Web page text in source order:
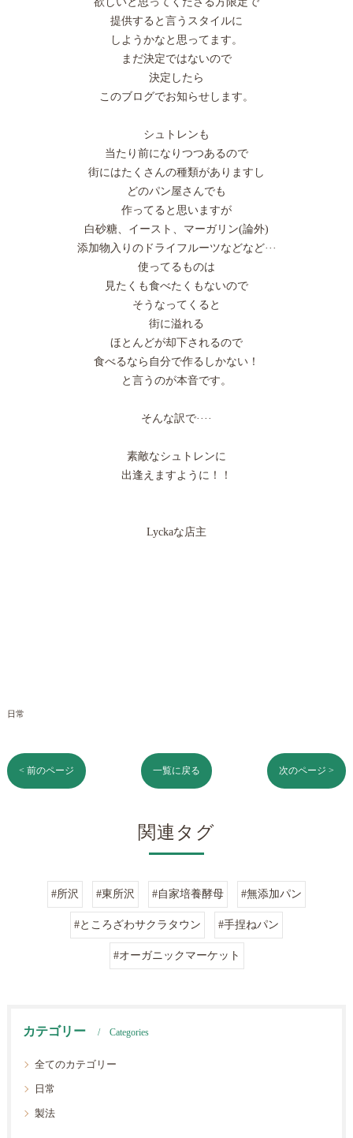
提供すると言うスタイルに
しようかなと思ってます。
まだ決定ではないので
決定したら
このブログでお知らせします。
シュトレンも
当たり前になりつつあるので
街にはたくさんの種類がありますし
どのパン屋さんでも
作ってると思いますが
白砂糖、イースト、マーガリン(論外)
添加物入りのドライフルーツなどなど···
使ってるものは
見たくも食べたくもないので
そうなってくると
街に溢れる
ほとんどが却下されるので
食べるなら自分で作るしかない！
と言うのが本音です。
そんな訳で····
素敵なシュトレンに
出逢えますように！！
Lyckaな店主
日常
< 前のページ 一覧に戻る 次のページ >
関連タグ
#所沢 #東所沢 #自家培養酵母 #無添加パン
#ところざわサクラタウン #手捏ねパン
#オーガニックマーケット
カテゴリー Categories
全てのカテゴリー
日常
製法